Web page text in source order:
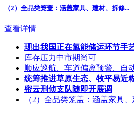
（2）全品类笼盖：涵盖家具、建材、拆修...
查看详情
现出我国正在氢能储运环节手
库存压力中市期尚可
顺应巡航、车道偏离预警、自
统筹推进草原生态、牧平易近
密云刑侦支队随即开展调
（2）全品类笼盖：涵盖家具